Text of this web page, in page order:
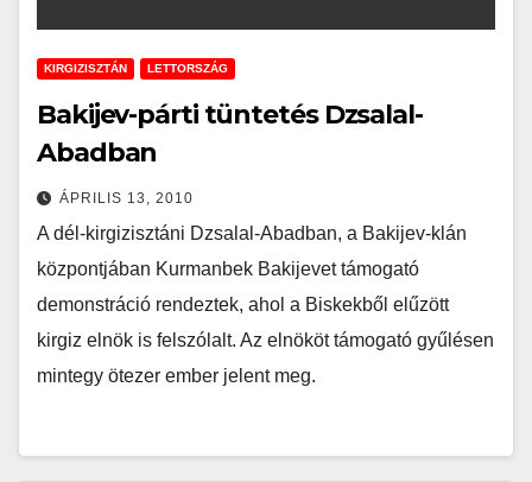
KIRGIZISZTÁN LETTORSZÁG
Bakijev-párti tüntetés Dzsalal-
Abadban
ÁPRILIS 13, 2010
A dél-kirgizisztáni Dzsalal-Abadban, a Bakijev-klán
központjában Kurmanbek Bakijevet támogató
demonstráció rendeztek, ahol a Biskekből elűzött
kirgiz elnök is felszólalt. Az elnököt támogató gyűlésen
mintegy ötezer ember jelent meg.